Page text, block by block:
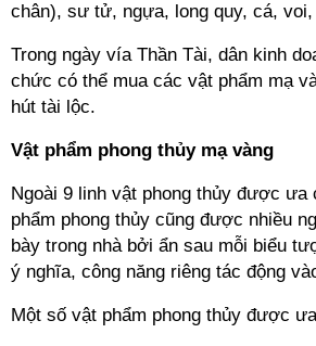
chân), sư tử, ngựa, long quy, cá, voi,
Trong ngày vía Thần Tài, dân kinh
chức có thể mua các vật phẩm mạ
hút tài lộc.
Vật phẩm phong thủy mạ vàng
Ngoài 9 linh vật phong thủy được ưa
phẩm phong thủy cũng được nhiều
bày trong nhà bởi ẩn sau mỗi biểu
ý nghĩa, công năng riêng tác động
Một số vật phẩm phong thủy được